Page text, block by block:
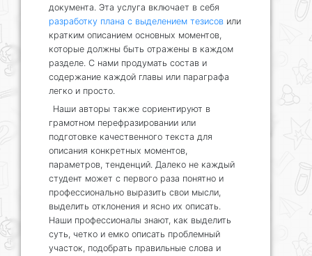
документа. Эта услуга включает в себя
разработку плана с выделением тезисов или
кратким описанием основных моментов,
которые должны быть отражены в каждом
разделе. С нами продумать состав и
содержание каждой главы или параграфа
легко и просто.
Наши авторы также сориентируют в
грамотном перефразировании или
подготовке качественного текста для
описания конкретных моментов,
параметров, тенденций. Далеко не каждый
студент может с первого раза понятно и
профессионально выразить свои мысли,
выделить отклонения и ясно их описать.
Наши профессионалы знают, как выделить
суть, четко и емко описать проблемный
участок, подобрать правильные слова и